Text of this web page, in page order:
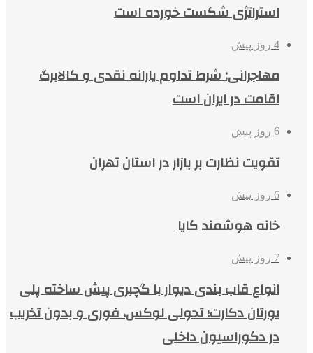
استراتژی شکست خورده است
4 روز پیش
مهاجرانی: شرط تداوم یارانه نقدی و کالابرگ
اقامت در ایران است
6 روز پیش
تقویت نظارت بر بازار در استان تهران
6 روز پیش
خانه هوشمند کایا
7 روز پیش
انواع قاب بندی دیوار با گچبری پیش ساخته پلی
یورتان دکارت؛ تحولی لوکس، فوری و بدون تخریب
در دکوراسیون داخلی